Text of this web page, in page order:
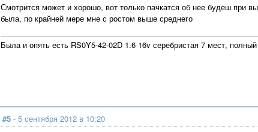
Смотрится может и хорошо, вот только пачкатся об нее будеш при
была, по крайней мере мне с ростом выше среднего
Была и опять есть RS0Y5-42-02D 1.6 16v серебристая 7 мест,
#5 - 5 сентября 2012 в 10:20